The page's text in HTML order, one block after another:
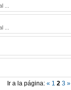
Ir a la página: « 1 2 3 »